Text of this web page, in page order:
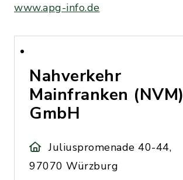
www.apg-info.de
Nahverkehr
Mainfranken (NVM)
GmbH
Juliuspromenade 40-44,
97070 Würzburg